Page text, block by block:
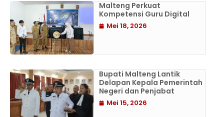
Malteng Perkuat
Kompetensi Guru Digital
Mei 18, 2026
Bupati Malteng Lantik
Delapan Kepala Pemerintah
Negeri dan Penjabat
Mei 15, 2026